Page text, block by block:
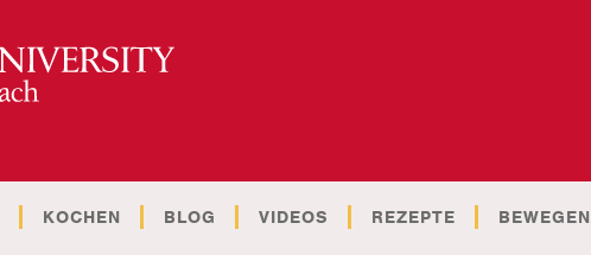
KOCHEN BLOG VIDEOS REZEPTE
BEWEGEN